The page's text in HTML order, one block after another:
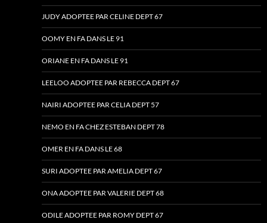
JUDY ADOPTEE PAR CELINE DEPT 67
OOMY EN FA DANS LE 91
ORIANE EN FA DANS LE 91
LEELOO ADOPTEE PAR REBECCA DEPT 67
NAIRI ADOPTEE PAR CELIA DEPT 57
NEMO EN FA CHEZ ESTEBAN DEPT 78
OMER EN FA DANS LE 68
SURI ADOPTEE PAR AMELIA DEPT 67
ONA ADOPTEE PAR VALERIE DEPT 68
ODILE ADOPTEE PAR ROMY DEPT 67